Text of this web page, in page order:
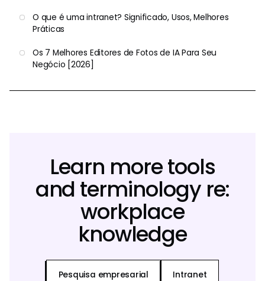
O que é uma intranet? Significado, Usos, Melhores
Práticas
Os 7 Melhores Editores de Fotos de IA Para Seu
Negócio [2026]
Learn more tools
and terminology re:
workplace
knowledge
Pesquisa empresarial Intranet